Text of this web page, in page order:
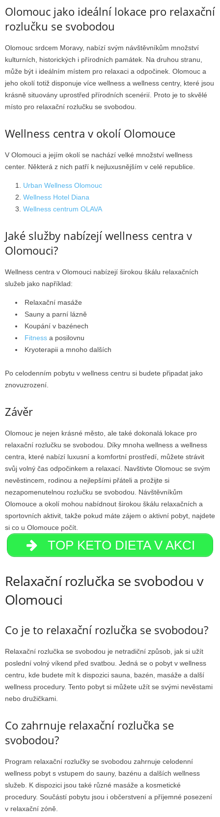
Olomouc jako ideální lokace pro relaxační
rozlučku se svobodou
Olomouc srdcem Moravy, nabízí svým návštěvníkům množství
kulturních, historických i přírodních památek. Na druhou stranu,
může být i ideálním místem pro relaxaci a odpočinek. Olomouc a
jeho okolí totiž disponuje více wellness a wellness centry, které jsou
krásně situovány uprostřed přírodních scenérií. Proto je to skvělé
místo pro relaxační rozlučku se svobodou.
Wellness centra v okolí Olomouce
V Olomouci a jejím okolí se nachází velké množství wellness
center. Některá z nich patří k nejluxusnějším v celé republice.
Urban Wellness Olomouc
Wellness Hotel Diana
Wellness centrum OLAVA
Jaké služby nabízejí wellness centra v
Olomouci?
Wellness centra v Olomouci nabízejí širokou škálu relaxačních
služeb jako například:
Relaxační masáže
Sauny a parní lázně
Koupání v bazénech
Fitness a posilovnu
Kryoterapii a mnoho dalších
Po celodenním pobytu v wellness centru si budete připadat jako
znovuzrození.
Závěr
Olomouc je nejen krásné město, ale také dokonalá lokace pro
relaxační rozlučku se svobodou. Díky mnoha wellness a wellness
centra, které nabízí luxusní a komfortní prostředí, můžete strávit
svůj volný čas odpočinkem a relaxací. Navštivte Olomouc se svým
nevěstincem, rodinou a nejlepšími přáteli a prožijte si
nezapomenutelnou rozlučku se svobodou. Návštěvníkům
Olomouce a okolí mohou nabídnout širokou škálu relaxačních a
sportovních aktivit, takže pokud máte zájem o aktivní pobyt, najdete
si co u Olomouce počít.
TOP KETO DIETA V AKCI
Relaxační rozlučka se svobodou v
Olomouci
Co je to relaxační rozlučka se svobodou?
Relaxační rozlučka se svobodou je netradiční způsob, jak si užít
poslední volný víkend před svatbou. Jedná se o pobyt v wellness
centru, kde budete mít k dispozici sauna, bazén, masáže a další
wellness procedury. Tento pobyt si můžete užít se svými nevěstami
nebo družičkami.
Co zahrnuje relaxační rozlučka se
svobodou?
Program relaxační rozlučky se svobodou zahrnuje celodenní
wellness pobyt s vstupem do sauny, bazénu a dalších wellness
služeb. K dispozici jsou také různé masáže a kosmetické
procedury. Součástí pobytu jsou i občerstvení a příjemné posezení
v relaxační zóně.